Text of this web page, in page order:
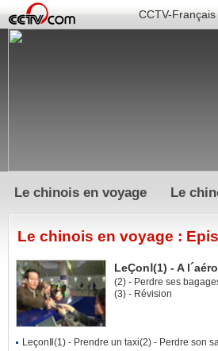
CCTV-Français
Le chinois en voyage Le
Le chinois en voyage :
LeÇonⅠ(1) - A
(2) - Perdre ses
(3) - Révision
LeçonⅡ (1) - Prendre un taxi(2) - Perdre son